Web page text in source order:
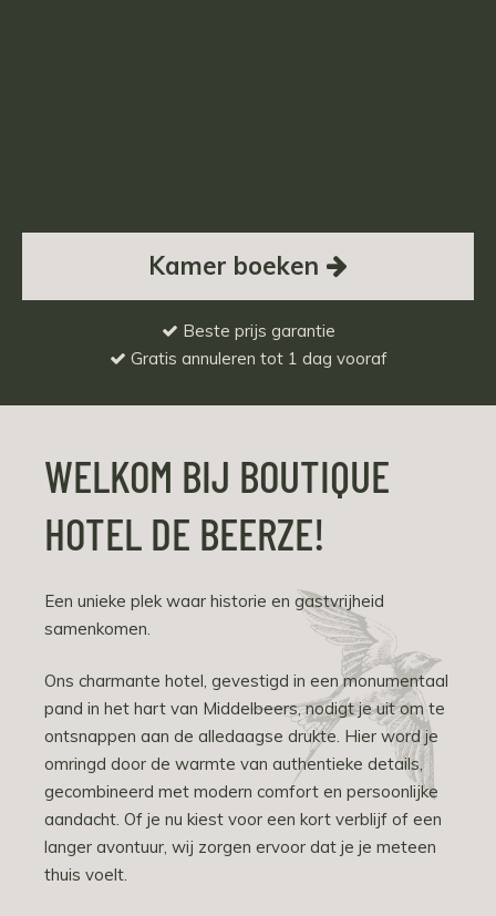
Kamer boeken
Beste prijs garantie
Gratis annuleren tot 1 dag vooraf
WELKOM BIJ BOUTIQUE
HOTEL DE BEERZE!
Een unieke plek waar historie en gastvrijheid
samenkomen.
Ons charmante hotel, gevestigd in een monumentaal
pand in het hart van Middelbeers, nodigt je uit om te
ontsnappen aan de alledaagse drukte. Hier word je
omringd door de warmte van authentieke details,
gecombineerd met modern comfort en persoonlijke
aandacht. Of je nu kiest voor een kort verblijf of een
langer avontuur, wij zorgen ervoor dat je je meteen
thuis voelt.